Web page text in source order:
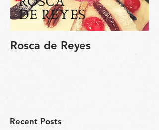
Rosca de Reyes
Recent Posts